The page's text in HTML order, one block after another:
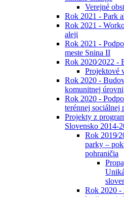
Verejné
Rok 2021 - Park
Rok 2021 -
aleji
Rok 2021 -
meste Snina II
Rok 2020⁄2022 -
Projektové
Rok 2020 -
komunitnej úrovni
Rok 2020 -
terénnej sociálnej
Projekty z
Slovensko 2014-
Rok
parky –
pohraničia
Rok 2020 -